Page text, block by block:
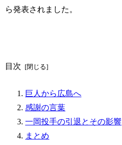
ら発表されました。
目次
巨人から広島へ
感謝の言葉
一岡投手の引退とその影響
まとめ